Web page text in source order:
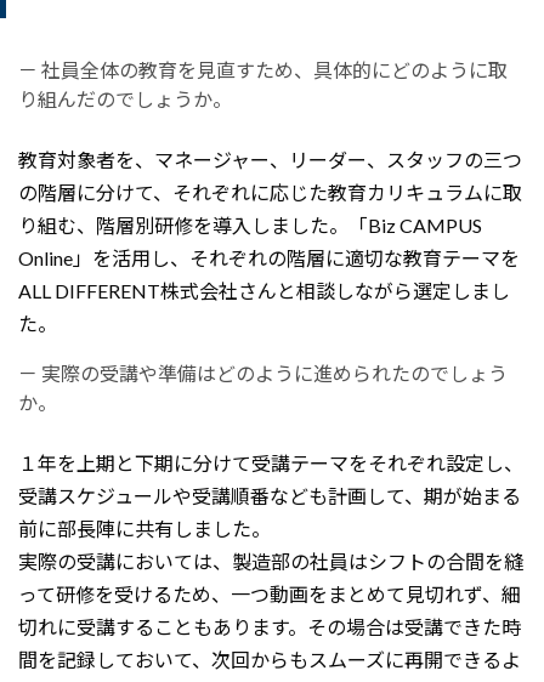
－ 社員全体の教育を見直すため、具体的にどのように取
り組んだのでしょうか。
教育対象者を、マネージャー、リーダー、スタッフの三つ
の階層に分けて、それぞれに応じた教育カリキュラムに取
り組む、階層別研修を導入しました。「Biz CAMPUS
Online」を活用し、それぞれの階層に適切な教育テーマを
ALL DIFFERENT株式会社さんと相談しながら選定しまし
た。
－ 実際の受講や準備はどのように進められたのでしょう
か。
１年を上期と下期に分けて受講テーマをそれぞれ設定し、
受講スケジュールや受講順番なども計画して、期が始まる
前に部長陣に共有しました。
実際の受講においては、製造部の社員はシフトの合間を縫
って研修を受けるため、一つ動画をまとめて見切れず、細
切れに受講することもあります。その場合は受講できた時
間を記録しておいて、次回からもスムーズに再開できるよ